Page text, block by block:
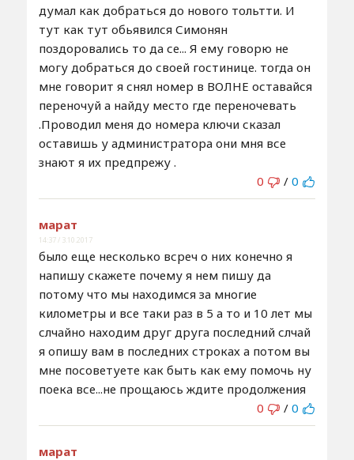
думал как добраться до нового тольтти. И
тут как тут обьявился Симонян
поздоровались то да се... Я ему говорю не
могу добраться до своей гостинице. тогда он
мне говорит я снял номер в ВОЛНЕ оставайся
переночуй а найду место где переночевать
.Проводил меня до номера ключи сказал
оставишь у администратора они мня все
знают я их предпрежу .
0
/ 0
марат
14:37 / 3.10.2017
было еще несколько всреч о них конечно я
напишу скажете почему я нем пишу да
потому что мы находимся за многие
километры и все таки раз в 5 а то и 10 лет мы
слчайно находим друг друга последний слчай
я опишу вам в последних строках а потом вы
мне посоветуете как быть как ему помочь ну
поека все...не прощаюсь ждите продолжения
0
/ 0
марат